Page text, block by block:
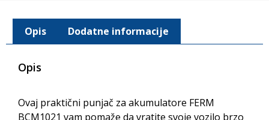
Opis Dodatne informacije
Opis
Ovaj praktični punjač za akumulatore FERM
BCM1021 vam pomaže da vratite svoje vozilo brzo